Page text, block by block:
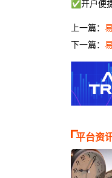
✅开户便
上一篇：
下一篇：
平台资